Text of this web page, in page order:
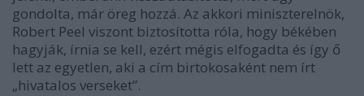
gondolta, már öreg hozzá. Az akkori miniszterelnök,
Robert Peel viszont biztosította róla, hogy békében
hagyják, írnia se kell, ezért mégis elfogadta és így ő
lett az egyetlen, aki a cím birtokosaként nem írt
„hivatalos verseket”.